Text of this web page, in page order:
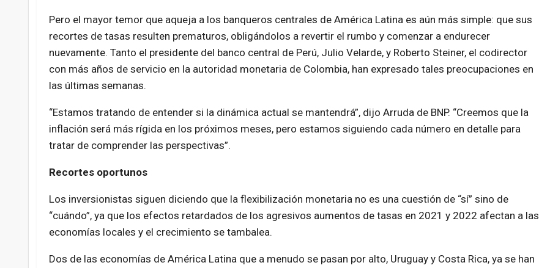
Pero el mayor temor que aqueja a los banqueros centrales de América Latina es aún más simple: que sus
recortes de tasas resulten prematuros, obligándolos a revertir el rumbo y comenzar a endurecer
nuevamente. Tanto el presidente del banco central de Perú, Julio Velarde, y Roberto Steiner, el codirector
con más años de servicio en la autoridad monetaria de Colombia, han expresado tales preocupaciones en
las últimas semanas.
“Estamos tratando de entender si la dinámica actual se mantendrá”, dijo Arruda de BNP. “Creemos que la
inflación será más rígida en los próximos meses, pero estamos siguiendo cada número en detalle para
tratar de comprender las perspectivas”.
Recortes oportunos
Los inversionistas siguen diciendo que la flexibilización monetaria no es una cuestión de “sí” sino de
“cuándo”, ya que los efectos retardados de los agresivos aumentos de tasas en 2021 y 2022 afectan a las
economías locales y el crecimiento se tambalea.
Dos de las economías de América Latina que a menudo se pasan por alto, Uruguay y Costa Rica, ya se han